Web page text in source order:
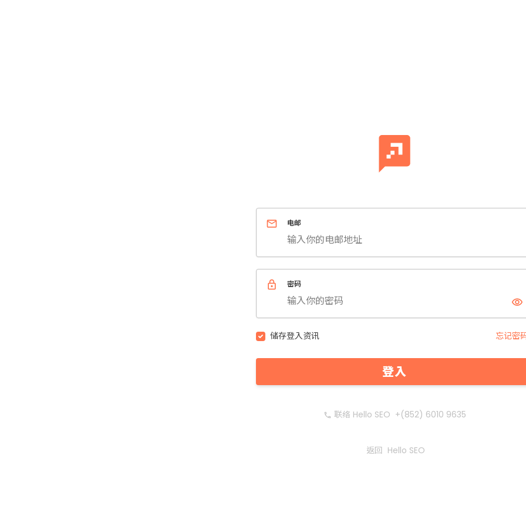
email 电邮
lock 密码
visibility
储存登入资讯 忘记密
登入
phone 联络 Hello SEO +(852) 6010 9635
返回 Hello SEO